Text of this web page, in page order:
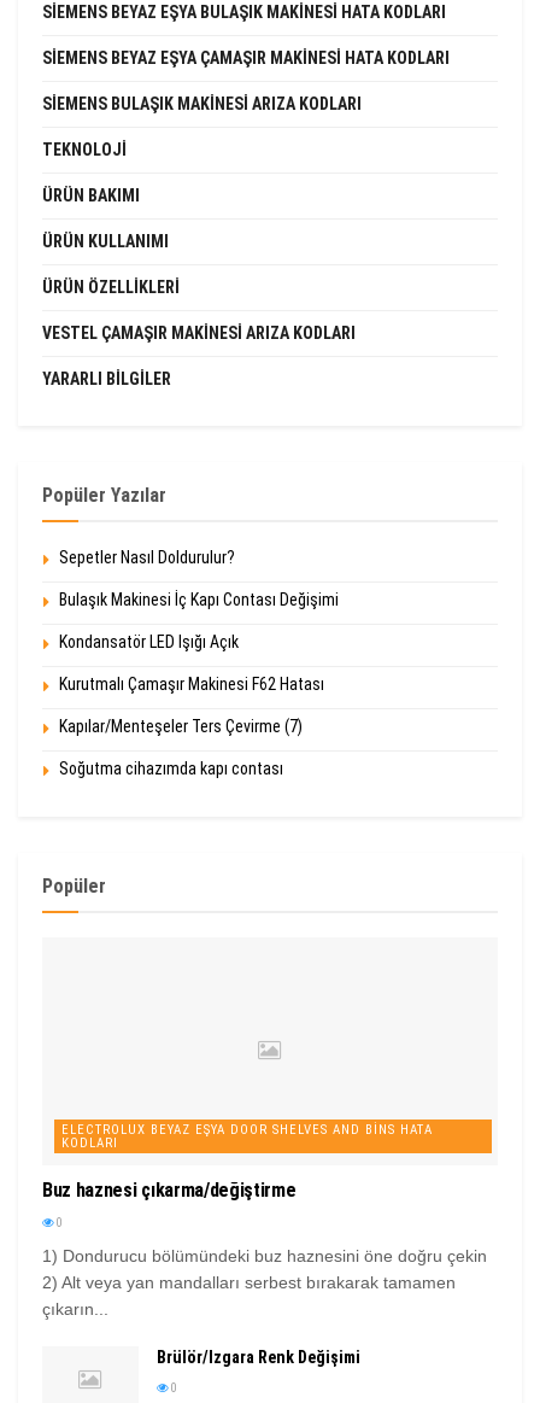
SIEMENS BEYAZ EŞYA BULAŞIK MAKINESI HATA KODLARI
SIEMENS BEYAZ EŞYA ÇAMAŞIR MAKINESI HATA KODLARI
SIEMENS BULAŞIK MAKINESI ARIZA KODLARI
TEKNOLOJI
ÜRÜN BAKIMI
ÜRÜN KULLANIMI
ÜRÜN ÖZELLIKLERI
VESTEL ÇAMAŞIR MAKINESI ARIZA KODLARI
YARARLI BILGILER
Popüler Yazılar
Sepetler Nasıl Doldurulur?
Bulaşık Makinesi İç Kapı Contası Değişimi
Kondansatör LED Işığı Açık
Kurutmalı Çamaşır Makinesi F62 Hatası
Kapılar/Menteşeler Ters Çevirme (7)
Soğutma cihazımda kapı contası
Popüler
ELECTROLUX BEYAZ EŞYA DOOR SHELVES AND BINS HATA
KODLARI
Buz haznesi çıkarma/değiştirme
0
1) Dondurucu bölümündeki buz haznesini öne doğru çekin
2) Alt veya yan mandalları serbest bırakarak tamamen
çıkarın...
Brülör/Izgara Renk Değişimi
0